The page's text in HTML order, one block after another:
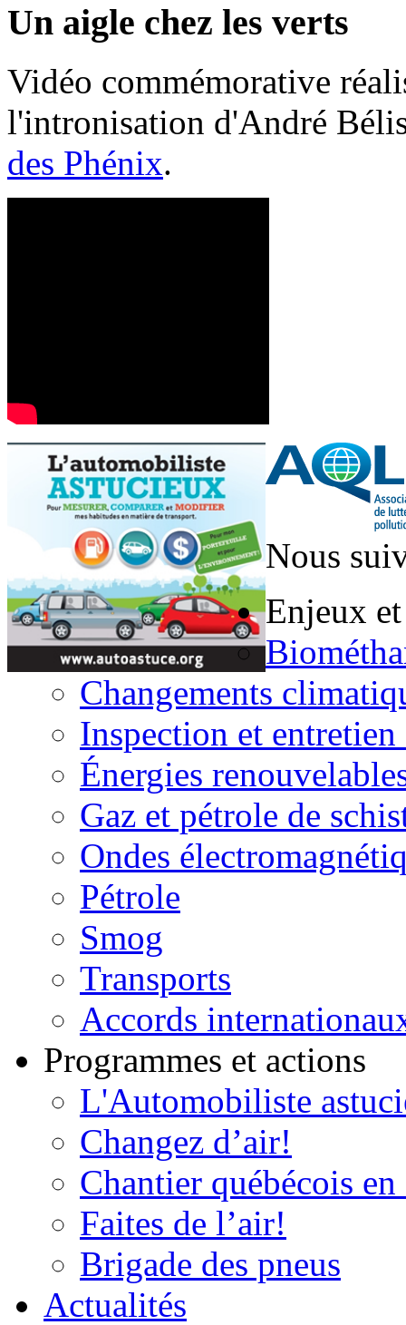
Un aigle chez les verts
Vidéo commémorative
l'intronisation d'André
des Phénix.
Nous
Enjeux
Changements
Inspection et entretien
Énergies
Gaz et pétrole de
Ondes
Pétrole
Smog
Transports
Accords
Programmes et actions
L'Automobiliste
Changez d’air!
Chantier québécois
Faites de l’air!
Brigade des pneus
Actualités